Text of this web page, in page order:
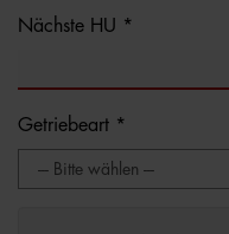
Nächste HU *
Getriebeart *